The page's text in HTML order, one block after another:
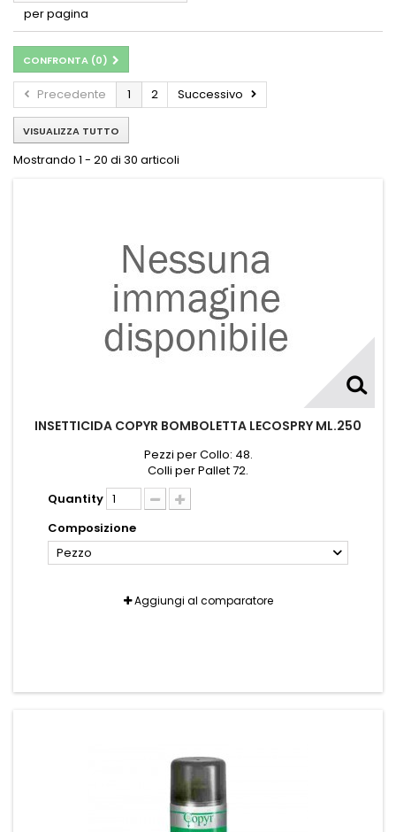
per pagina
CONFRONTA (0)
Precedente 1 2 Successivo
VISUALIZZA TUTTO
Mostrando 1 - 20 di 30 articoli
INSETTICIDA COPYR BOMBOLETTA LECOSPRY ML.250
Pezzi per Collo: 48.
Colli per Pallet 72.
Quantity
Composizione
Pezzo
Aggiungi al comparatore